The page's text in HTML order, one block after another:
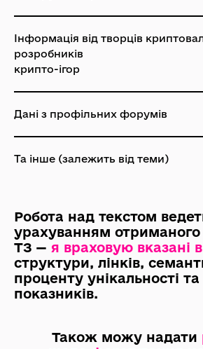
Інформація від творців
розробників
крипто-ігор
Дані з профільних форумів
Та інше (залежить від теми)
Робота над текстом
урахуванням отриманого
ТЗ — я враховую вказані
структури, лінків,
проценту унікальності
показників.
Також можу надати